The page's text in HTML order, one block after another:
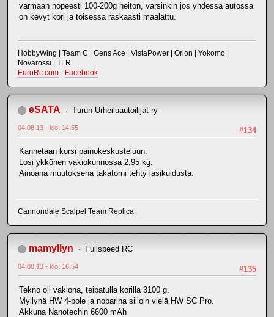
varmaan nopeesti 100-200g heiton, varsinkin jos yhdessa autossa
on kevyt kori ja toisessa raskaasti maalattu.
HobbyWing | Team C | Gens Ace | VistaPower | Orion | Yokomo |
Novarossi | TLR
EuroRc.com - Facebook
eSATA Turun Urheiluautoilijat ry
#134
04.08.13 - klo: 14.55
Kannetaan korsi painokeskusteluun:
Losi ykkönen vakiokunnossa 2,95 kg.
Ainoana muutoksena takatorni tehty lasikuidusta.
Cannondale Scalpel Team Replica
mamyllyn Fullspeed RC
#135
04.08.13 - klo: 16.54
Tekno oli vakiona, teipatulla korilla 3100 g.
Myllynä HW 4-pole ja noparina silloin vielä HW SC Pro.
Akkuna Nanotechin 6600 mAh